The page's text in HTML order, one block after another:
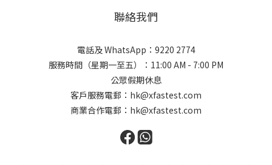
聯絡我們
電話及 WhatsApp：9220 2774
服務時間（星期一至五）：11:00 AM - 7:00 PM
公眾假期休息
客戶服務電郵：hk@xfastest.com
商業合作電郵：hk@xfastest.com